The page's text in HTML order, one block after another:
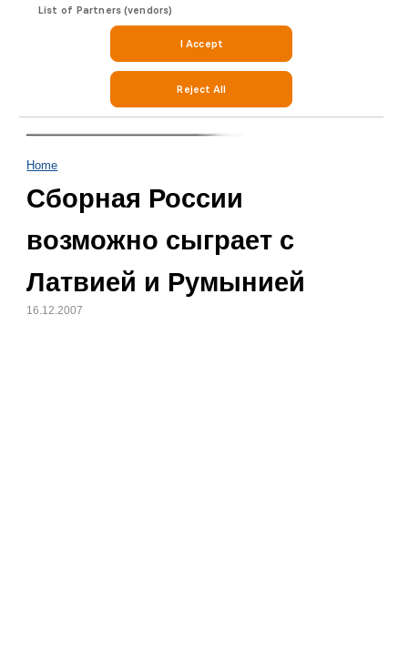
Home
Сборная России
возможно сыграет с
Латвией и Румынией
16.12.2007